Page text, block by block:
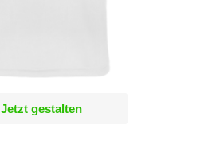
Jetzt gestalten